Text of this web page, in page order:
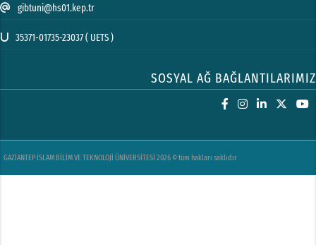
gibtuni@hs01.kep.tr
35371-01735-23037 ( UETS )
SOSYAL AĞ BAĞLANTILARIMIZ
GAZİANTEP İSLAM BİLİM VE TEKNOLOJİ ÜNİVERSİTESİ 2026 © tüm hakları saklıdır